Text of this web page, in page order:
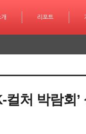
리포트
기사작성
처 박람회’